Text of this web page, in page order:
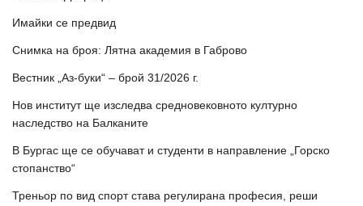
Имайки се предвид
Снимка на броя: Лятна академия в Габрово
Вестник „Аз-буки“ – брой 31/2026 г.
Нов институт ще изследва средновековното културно
наследство на Балканите
В Бургас ще се обучават и студенти в направление „Горско
стопанство“
Треньор по вид спорт става регулирана професия, реши